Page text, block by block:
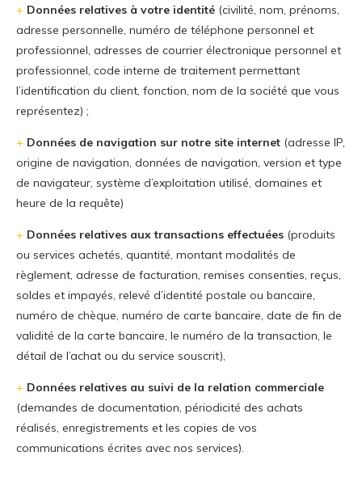
+ Données relatives à votre identité (civilité, nom, prénoms,
adresse personnelle, numéro de téléphone personnel et
professionnel, adresses de courrier électronique personnel et
professionnel, code interne de traitement permettant
l’identification du client, fonction, nom de la société que vous
représentez) ;
+ Données de navigation sur notre site internet (adresse IP,
origine de navigation, données de navigation, version et type
de navigateur, système d’exploitation utilisé, domaines et
heure de la requête)
+ Données relatives aux transactions effectuées (produits
ou services achetés, quantité, montant modalités de
règlement, adresse de facturation, remises consenties, reçus,
soldes et impayés, relevé d’identité postale ou bancaire,
numéro de chèque, numéro de carte bancaire, date de fin de
validité de la carte bancaire, le numéro de la transaction, le
détail de l’achat ou du service souscrit),
+ Données relatives au suivi de la relation commerciale
(demandes de documentation, périodicité des achats
réalisés, enregistrements et les copies de vos
communications écrites avec nos services).